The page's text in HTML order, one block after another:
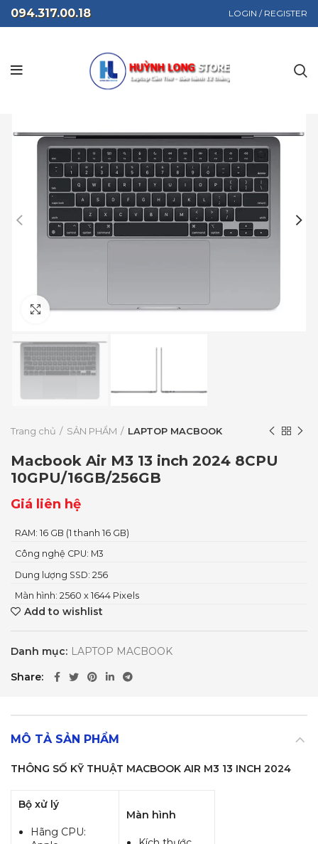
094.317.00.18 LOGIN / REGISTER
Click to enlarge
Trang chủ SẢN PHẨM LAPTOP MACBOOK
Macbook Air M3 13 inch 2024 8CPU
10GPU/16GB/256GB
Giá liên hệ
RAM: 16 GB (1 thanh 16 GB)
Công nghệ CPU: M3
Dung lượng SSD: 256
Màn hình: 2560 x 1644 Pixels
Add to wishlist
Danh mục: LAPTOP MACBOOK
Share
MÔ TẢ SẢN PHẨM
THÔNG SỐ KỸ THUẬT MACBOOK AIR M3 13 INCH 2024
Bộ xử lý
Hãng CPU:
Màn hình